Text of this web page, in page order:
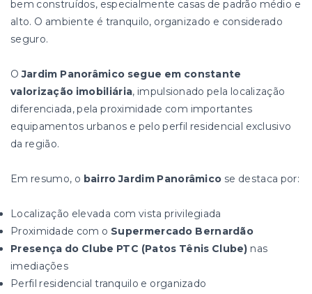
bem construídos, especialmente casas de padrão médio e
alto. O ambiente é tranquilo, organizado e considerado
seguro.
OJardim Panorâmico segue em constante
valorização imobiliária, impulsionado pela localização
diferenciada, pela proximidade com importantes
equipamentos urbanos e pelo perfil residencial exclusivo
da região.
Em resumo, o bairro Jardim Panorâmico se destaca por:
Localização elevada com vista privilegiada
Proximidade com o Supermercado Bernardão
Presença do Clube PTC (Patos Tênis Clube) nas
imediações
Perfil residencial tranquilo e organizado